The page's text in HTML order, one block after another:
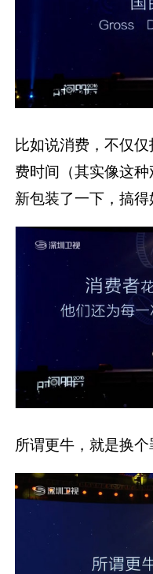
比如说消费，不仅
费时间（其实像这
新包装了一下，搞得
所谓更牛，就是换个